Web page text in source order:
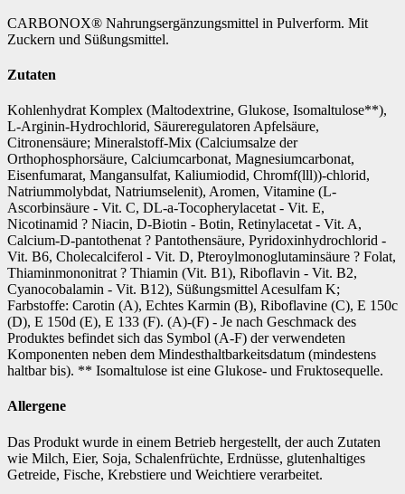
CARBONOX® Nahrungsergänzungsmittel in Pulverform. Mit
Zuckern und Süßungsmittel.
Zutaten
Kohlenhydrat Komplex (Maltodextrine, Glukose, Isomaltulose**),
L-Arginin-Hydrochlorid, Säureregulatoren Apfelsäure,
Citronensäure; Mineralstoff-Mix (Calciumsalze der
Orthophosphorsäure, Calciumcarbonat, Magnesiumcarbonat,
Eisenfumarat, Mangansulfat, Kaliumiodid, Chromf(lll))-chlorid,
Natriummolybdat, Natriumselenit), Aromen, Vitamine (L-
Ascorbinsäure - Vit. C, DL-a-Tocopherylacetat - Vit. E,
Nicotinamid ? Niacin, D-Biotin - Botin, Retinylacetat - Vit. A,
Calcium-D-pantothenat ? Pantothensäure, Pyridoxinhydrochlorid -
Vit. B6, Cholecalciferol - Vit. D, Pteroylmonoglutaminsäure ? Folat,
Thiaminmononitrat ? Thiamin (Vit. B1), Riboflavin - Vit. B2,
Cyanocobalamin - Vit. B12), Süßungsmittel Acesulfam K;
Farbstoffe: Carotin (A), Echtes Karmin (B), Riboflavine (C), E 150c
(D), E 150d (E), E 133 (F). (A)-(F) - Je nach Geschmack des
Produktes befindet sich das Symbol (A-F) der verwendeten
Komponenten neben dem Mindesthaltbarkeitsdatum (mindestens
haltbar bis). ** Isomaltulose ist eine Glukose- und Fruktosequelle.
Allergene
Das Produkt wurde in einem Betrieb hergestellt, der auch Zutaten
wie Milch, Eier, Soja, Schalenfrüchte, Erdnüsse, glutenhaltiges
Getreide, Fische, Krebstiere und Weichtiere verarbeitet.